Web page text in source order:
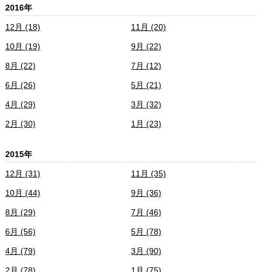
2016年
12月 (18) 11月 (20)
10月 (19) 9月 (22)
8月 (22) 7月 (12)
6月 (26) 5月 (21)
4月 (29) 3月 (32)
2月 (30) 1月 (23)
2015年
12月 (31) 11月 (35)
10月 (44) 9月 (36)
8月 (29) 7月 (46)
6月 (56) 5月 (78)
4月 (79) 3月 (90)